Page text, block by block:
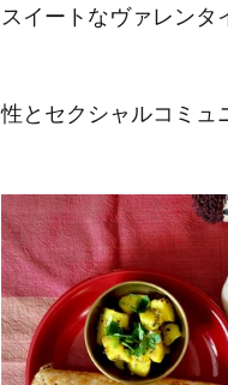
スイートなヴァレン
性とセクシャルコミュ